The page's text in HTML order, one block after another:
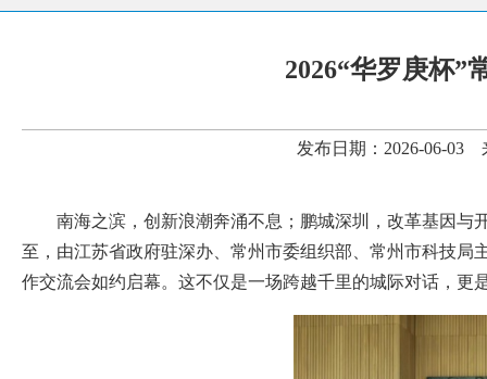
2026“华罗庚杯”
发布日期：2026-06-03
南海之滨，创新浪潮奔涌不息；鹏城深圳，改革基因与
至，由江苏省政府驻深办、常州市委组织部、常州市科技局
作交流会如约启幕。这不仅是一场跨越千里的城际对话，更